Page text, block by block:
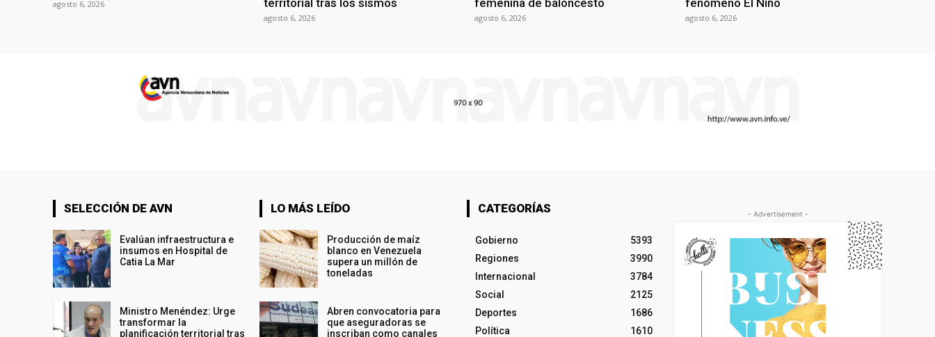
agosto 6, 2026
territorial tras los sismos
agosto 6, 2026
femenina de baloncesto
agosto 6, 2026
fenómeno El Niño
agosto 6, 2026
SELECCIÓN DE AVN
Evalúan infraestructura e
insumos en Hospital de
Catia La Mar
Ministro Menéndez: Urge
transformar la
planificación territorial tras
LO MÁS LEÍDO
Producción de maíz
blanco en Venezuela
supera un millón de
toneladas
Abren convocatoria para
que aseguradoras se
inscriban como canales
CATEGORÍAS
Gobierno
5393
Regiones
3990
Internacional
3784
Social
2125
Deportes
1686
Política
1610
- Advertisement -